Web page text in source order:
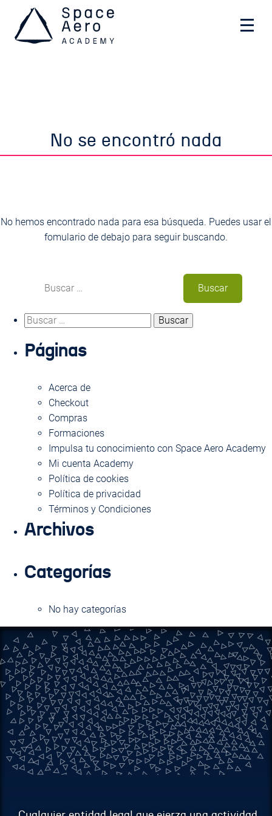
Space Aero Academy
No se encontró nada
No hemos encontrado nada para esa búsqueda. Puedes usar el
fomulario de debajo para seguir buscando.
Buscar:
Páginas
Acerca de
Checkout
Compras
Formaciones
Impulsa tu conocimiento con Space Aero Academy
Mi cuenta Academy
Política de cookies
Política de privacidad
Términos y Condiciones
Archivos
Categorías
No hay categorías
Te responderemos con la máxima brevedad
EMAIL
ASUNTO